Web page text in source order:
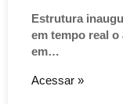
Estrutura
em tempo real
em…
Acessar »